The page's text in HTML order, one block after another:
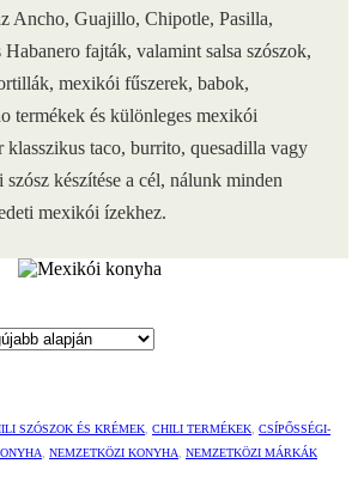
Ancho, Guajillo, Chipotle, Pasilla,
fajták, valamint salsa szószok,
mexikói fűszerek, babok,
termékek és különleges mexikói
klasszikus taco, burrito, quesadilla vagy
készítése a cél, nálunk minden
mexikói ízekhez.
SZÓSZOK ÉS KRÉMEK CHILI TERMÉKEK CSÍPŐSSÉGI-
NEMZETKÖZI KONYHA NEMZETKÖZI MÁRKÁK